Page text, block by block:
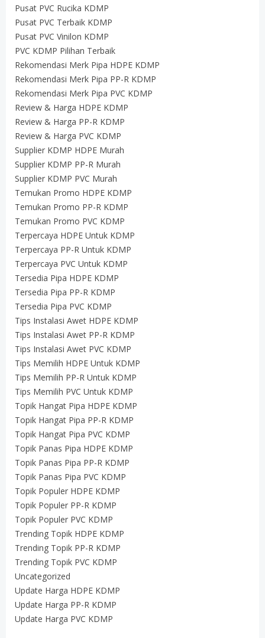
Pusat PVC Rucika KDMP
Pusat PVC Terbaik KDMP
Pusat PVC Vinilon KDMP
PVC KDMP Pilihan Terbaik
Rekomendasi Merk Pipa HDPE KDMP
Rekomendasi Merk Pipa PP-R KDMP
Rekomendasi Merk Pipa PVC KDMP
Review & Harga HDPE KDMP
Review & Harga PP-R KDMP
Review & Harga PVC KDMP
Supplier KDMP HDPE Murah
Supplier KDMP PP-R Murah
Supplier KDMP PVC Murah
Temukan Promo HDPE KDMP
Temukan Promo PP-R KDMP
Temukan Promo PVC KDMP
Terpercaya HDPE Untuk KDMP
Terpercaya PP-R Untuk KDMP
Terpercaya PVC Untuk KDMP
Tersedia Pipa HDPE KDMP
Tersedia Pipa PP-R KDMP
Tersedia Pipa PVC KDMP
Tips Instalasi Awet HDPE KDMP
Tips Instalasi Awet PP-R KDMP
Tips Instalasi Awet PVC KDMP
Tips Memilih HDPE Untuk KDMP
Tips Memilih PP-R Untuk KDMP
Tips Memilih PVC Untuk KDMP
Topik Hangat Pipa HDPE KDMP
Topik Hangat Pipa PP-R KDMP
Topik Hangat Pipa PVC KDMP
Topik Panas Pipa HDPE KDMP
Topik Panas Pipa PP-R KDMP
Topik Panas Pipa PVC KDMP
Topik Populer HDPE KDMP
Topik Populer PP-R KDMP
Topik Populer PVC KDMP
Trending Topik HDPE KDMP
Trending Topik PP-R KDMP
Trending Topik PVC KDMP
Uncategorized
Update Harga HDPE KDMP
Update Harga PP-R KDMP
Update Harga PVC KDMP